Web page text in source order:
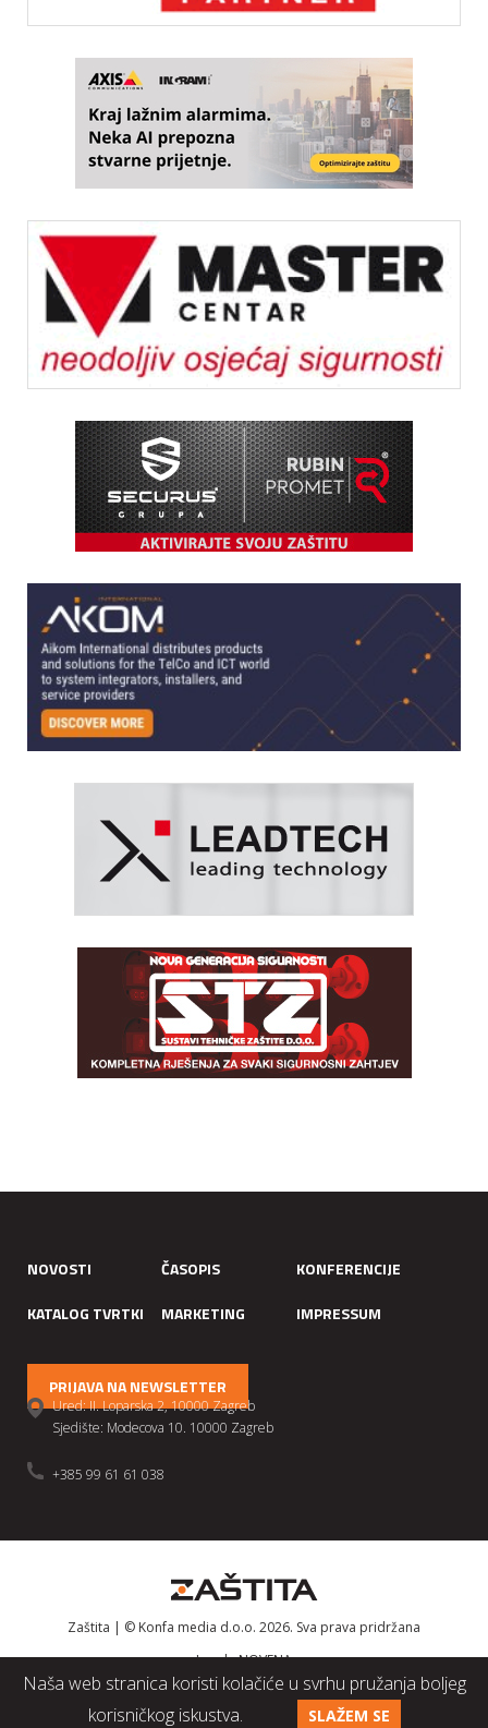
Naša web stranica koristi kolačiće u svrhu pružanja boljeg
korisničkog iskustva.
SLAŽEM SE
NOVOSTI ČASOPIS
KONFERENCIJE
KATALOG TVRTKI
MARKETING IMPRESSUM
PRIJAVA NA NEWSLETTER
Ured: II. Loparska 2, 10000 Zagreb
Sjedište: Modecova 10. 10000 Zagreb
+385 99 61 61 038
Zaštita | © Konfa media d.o.o. 2026. Sva prava pridržana
IzradaNOVENA